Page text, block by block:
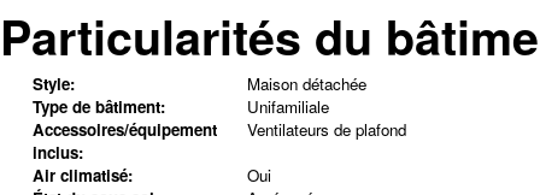
Particularités du
Style:
Maison détachée
Type de bâtiment:
Unifamiliale
Accessoires/équipement
inclus:
Ventilateurs de plafond
Air climatisé:
Oui